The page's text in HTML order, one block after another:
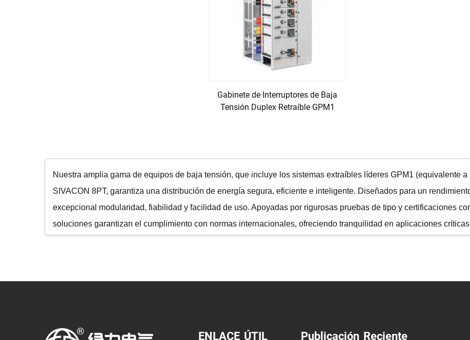
Gabinete de Interruptores de Baja
Tensión Duplex Retraíble GPM1
Nuestra amplia gama de equipos de baja tensión, que incluye los sistemas extraíbles líderes GPM1 (equivalente
SIVACON 8PT, garantiza una distribución de energía segura, eficiente e inteligente. Diseñados para un
excepcional modularidad, fiabilidad y facilidad de uso. Apoyadas por rigurosas pruebas de tipo y certificaciones
soluciones garantizan el cumplimiento con normas internacionales, ofreciendo tranquilidad en aplicaciones
ENLACE ÚTIL Publicación Reciente